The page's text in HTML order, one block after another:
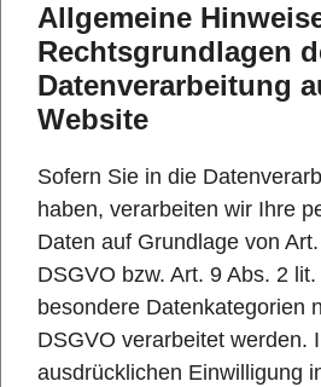
Allgemeine
Rechtsgrundlagen
Datenverarbeitung
Website
Sofern Sie in die
haben, verarbeiten wir Ihre
Daten auf Grundlage von
DSGVO bzw. Art. 9 Abs. 2
besondere Datenkategorien
DSGVO verarbeitet werden.
ausdrücklichen Einwilligung